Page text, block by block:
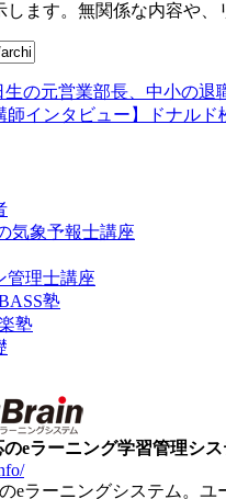
ます。無関係な内容や
生の元営業部長、中小の
師インタビュー】ドナル
気象予報士講座
管理士講座
塾
塾
eラーニング学習管理シ
eラーニングシステム。ユ